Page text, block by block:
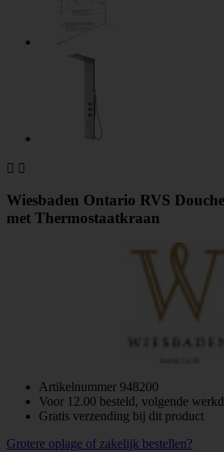
 
Wiesbaden Ontario RVS
met Thermostaatkraan
Artikelnummer 948200
Voor 12.00 besteld, volgende
Gratis verzending bij dit product
Grotere oplage of zakelijk bestellen?